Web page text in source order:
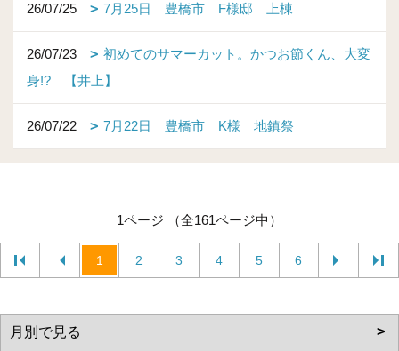
26/07/25 7月25日 豊橋市 F様邸 上棟
26/07/23
初めてのサマーカット。かつお節くん、大変
身!? 【井上】
26/07/22 7月22日 豊橋市 K様 地鎮祭
1ページ （全161ページ中）
1 2 3 4 5 6